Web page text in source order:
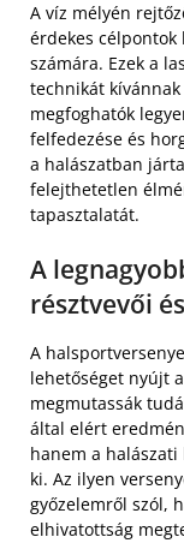
A víz mélyén
érdekes
számára. Ezek a
technikát
megfoghatók
felfedezése és
a halászatban
felejthetetlen
tapasztalatát.
A
résztvevői
A
lehetőséget nyújt
megmutassák
által elért
hanem a
ki. Az ilyen
győzelemről szól,
elhivatottság